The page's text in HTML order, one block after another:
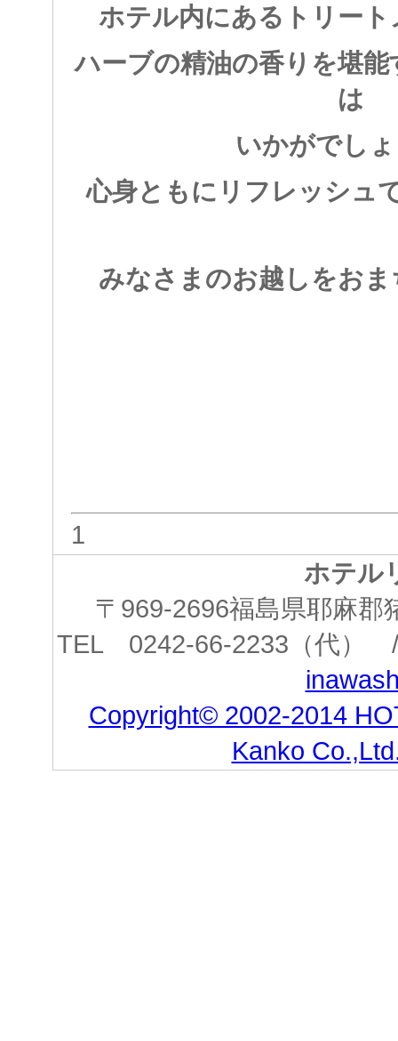
ホテル内にあるトリー
ハーブの精油の香りを堪
は
いかがでし
心身ともにリフレッシュ
みなさまのお越しをお
1
ホテル
〒969-2696福島県耶麻
TEL 0242-66-2233（代
Copyright© 2002-2014
Kanko